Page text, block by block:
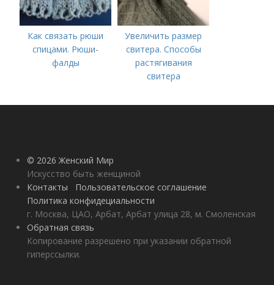
Как связать рюши
спицами. Рюши-
фалды
Увеличить размер
свитера. Способы
растягивания
свитера
© 2026 Женский Мир
Искусство быть женщиной
Контакты
Пользовательское соглашение
Политика конфидециальности
г. Москва, ЦАО, Арбат, Арбат улица 28, м. Смоленская
Обратная связь
Копирование разрешено при указании обратной
гиперссылки.